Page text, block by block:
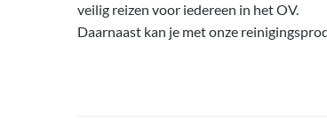
veilig reizen voor iedereen in het OV.
Daarnaast kan je met onze